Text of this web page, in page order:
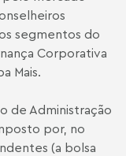
segmentos do
Corporativa
Mais.
de Administração
por, no
(a bolsa